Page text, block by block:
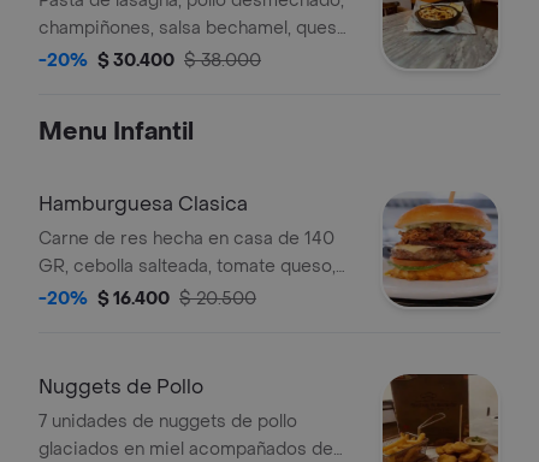
champiñones, salsa bechamel, queso
doble crema y parmesano
-20% $ 30.400 $ 38.000
Menu Infantil
Hamburguesa Clasica
Carne de res hecha en casa de 140
GR, cebolla salteada, tomate queso,
lechuga, acompañado de papa a la
-20% $ 16.400 $ 20.500
Nuggets de Pollo
7 unidades de nuggets de pollo
glaciados en miel acompañados de